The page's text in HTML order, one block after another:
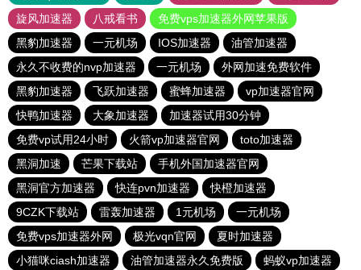
旋风加速器
八戒看书
免费vps加速器外网苹果版
黑豹加速器
一元机场 IOS加速器
油管加速器
永久不收费的nvp加速器
一元机场
外网加速免费软件
黑豹加速器
飞跃加速器 蜜蜂加速器
vp加速器官网
快鸭加速器
大象加速器
加速器试用30分钟
免费vp试用24小时
火箭vp加速器官网
toto加速器
黑洞加速
芒果下载站
手机外国加速器官网
黑洞官方加速器
快连pvn加速器
快橙加速器
9CZK下载站
雷轰加速器 1元机场
一元机场
免费vps加速器外网
极光vqn官网
夏时加速器
小猫咪ciash加速器
油管加速器永久免费版 蚂蚁vp加速器